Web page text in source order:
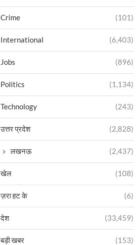
Crime (101)
International (6,403)
Jobs (896)
Politics (1,134)
Technology (243)
उत्तर प्रदेश (2,828)
लखनऊ (2,437)
खेल (108)
ज़रा हट के (6)
देश (33,459)
बड़ी खबर (153)